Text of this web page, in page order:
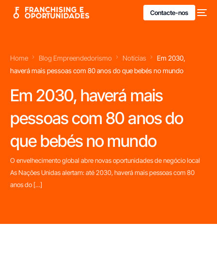
Contacte-nos
Home Blog Empreendedorismo Notícias
Em 2030,
haverá mais pessoas com 80 anos do que bebés no mundo
Em 2030, haverá mais
pessoas com 80 anos do
que bebés no mundo
O envelhecimento global abre novas oportunidades de negócio local
As Nações Unidas alertam: até 2030, haverá mais pessoas com 80
anos do […]